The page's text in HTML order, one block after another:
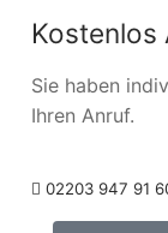
Kostenlos
Sie haben
Ihren Anruf.
02203 947 91